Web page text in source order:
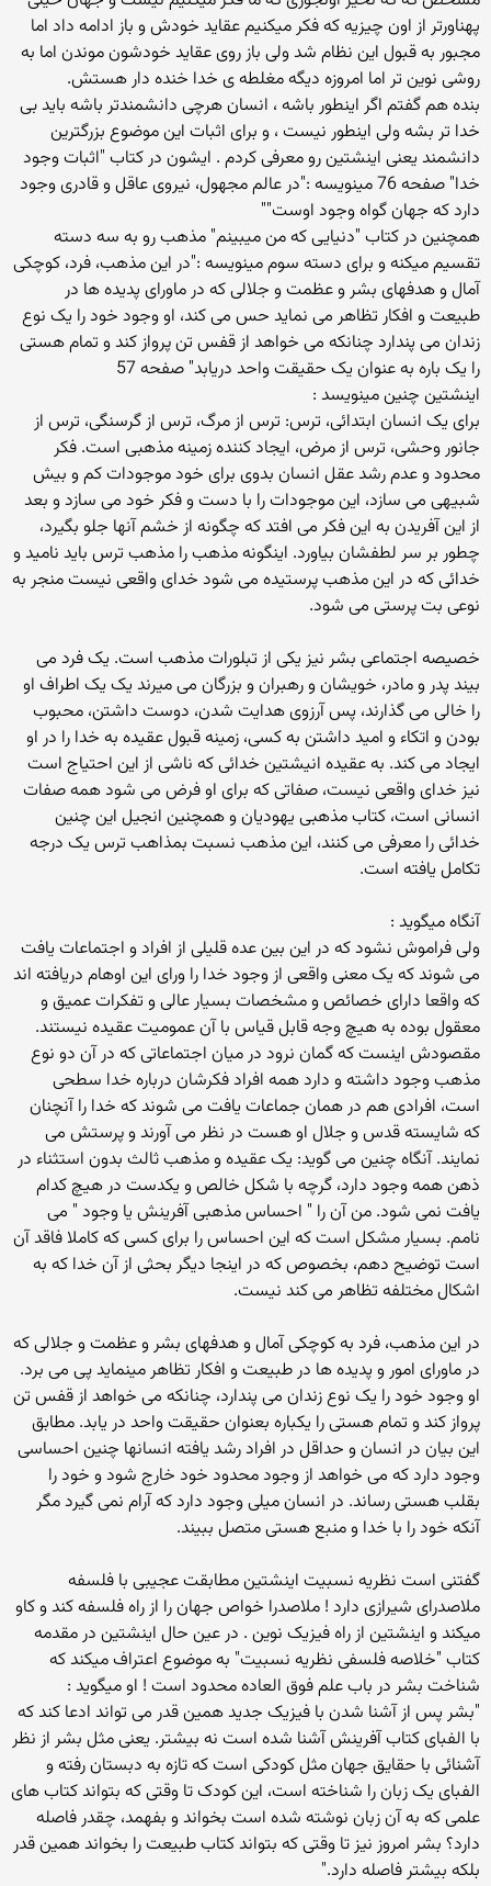
پهناورتر از اون چیزیه که فکر میکنیم عقاید خودش و باز ادامه داد اما
مجبور به قبول این نظام شد ولی باز روی عقاید خودشون موندن اما به
روشی نوین تر اما امروزه دیگه مغلطه ی خدا خنده دار هستش.
بنده هم گفتم اگر اینطور باشه ، انسان هرچی دانشمندتر باشه باید بی
خدا تر بشه ولی اینطور نیست ، و برای اثبات این موضوع بزرگترین
دانشمند یعنی اینشتین رو معرفی کردم . ایشون در کتاب "اثبات وجود
خدا" صفحه 76 مینویسه :"در عالم مجهول، نیروی عاقل و قادری وجود
دارد که جهان گواه وجود اوست""
همچنین در کتاب "دنیایی که من میبینم" مذهب رو به سه دسته
تقسیم میکنه و برای دسته سوم مینویسه :"در این مذهب، فرد، کوچکی
آمال و هدفهای بشر و عظمت و جلالی که در ماورای پدیده ها در
طبیعت و افکار تظاهر می نماید حس می کند، او وجود خود را یک نوع
زندان می پندارد چنانکه می خواهد از قفس تن پرواز کند و تمام هستی
را یک باره به عنوان یک حقیقت واحد دریابد" صفحه 57
اینشتین چنین مینویسد :
برای یک انسان ابتدائی، ترس: ترس از مرگ، ترس از گرسنگی، ترس از
جانور وحشی، ترس از مرض، ایجاد کننده زمینه مذهبی است. فکر
محدود و عدم رشد عقل انسان بدوی برای خود موجودات کم و بیش
شبیهی می سازد، این موجودات را با دست و فکر خود می سازد و بعد
از این آفریدن به این فکر می افتد که چگونه از خشم آنها جلو بگیرد،
چطور بر سر لطفشان بیاورد. اینگونه مذهب را مذهب ترس باید نامید و
خدائی که در این مذهب پرستیده می شود خدای واقعی نیست منجر به
نوعی بت پرستی می شود.
خصیصه اجتماعی بشر نیز یکی از تبلورات مذهب است. یک فرد می
بیند پدر و مادر، خویشان و رهبران و بزرگان می میرند یک یک اطراف او
را خالی می گذارند، پس آرزوی هدایت شدن، دوست داشتن، محبوب
بودن و اتکاء و امید داشتن به کسی، زمینه قبول عقیده به خدا را در او
ایجاد می کند. به عقیده انیشتین خدائی که ناشی از این احتیاج است
نیز خدای واقعی نیست، صفاتی که برای او فرض می شود همه صفات
انسانی است، کتاب مذهبی یهودیان و همچنین انجیل این چنین
خدائی را معرفی می کنند، این مذهب نسبت بمذاهب ترس یک درجه
تکامل یافته است.
آنگاه میگوید :
ولی فراموش نشود که در این بین عده قلیلی از افراد و اجتماعات یافت
می شوند که یک معنی واقعی از وجود خدا را ورای این اوهام دریافته اند
که واقعا دارای خصائص و مشخصات بسیار عالی و تفکرات عمیق و
معقول بوده به هیچ وجه قابل قیاس با آن عمومیت عقیده نیستند.
مقصودش اینست که گمان نرود در میان اجتماعاتی که در آن دو نوع
مذهب وجود داشته و دارد همه افراد فکرشان درباره خدا سطحی
است، افرادی هم در همان جماعات یافت می شوند که خدا را آنچنان
که شایسته قدس و جلال او هست در نظر می آورند و پرستش می
نمایند. آنگاه چنین می گوید: یک عقیده و مذهب ثالث بدون استثناء در
ذهن همه وجود دارد، گرچه با شکل خالص و یکدست در هیچ کدام
یافت نمی شود. من آن را " احساس مذهبی آفرینش یا وجود " می
نامم. بسیار مشکل است که این احساس را برای کسی که کاملا فاقد آن
است توضیح دهم، بخصوص که در اینجا دیگر بحثی از آن خدا که به
اشکال مختلفه تظاهر می کند نیست.
در این مذهب، فرد به کوچکی آمال و هدفهای بشر و عظمت و جلالی که
در ماورای امور و پدیده ها در طبیعت و افکار تظاهر مینماید پی می برد.
او وجود خود را یک نوع زندان می پندارد، چنانکه می خواهد از قفس تن
پرواز کند و تمام هستی را یکباره بعنوان حقیقت واحد در یابد. مطابق
این بیان در انسان و حداقل در افراد رشد یافته انسانها چنین احساسی
وجود دارد که می خواهد از وجود محدود خود خارج شود و خود را
بقلب هستی رساند. در انسان میلی وجود دارد که آرام نمی گیرد مگر
آنکه خود را با خدا و منبع هستی متصل ببیند.
گفتنی است نظریه نسبیت اینشتین مطابقت عجیبی با فلسفه
ملاصدرای شیرازی دارد ! ملاصدرا خواص جهان را از راه فلسفه کند و کاو
میکند و اینشتین از راه فیزیک نوین . در عین حال اینشتین در مقدمه
کتاب "خلاصه فلسفی نظریه نسبیت" به موضوع اعتراف میکند که
شناخت بشر در باب علم فوق العاده محدود است ! او میگوید :
"بشر پس از آشنا شدن با فیزیک جدید همین قدر می تواند ادعا کند که
با الفبای کتاب آفرینش آشنا شده است نه بیشتر. یعنی مثل بشر از نظر
آشنائی با حقایق جهان مثل کودکی است که تازه به دبستان رفته و
الفبای یک زبان را شناخته است، این کودک تا وقتی که بتواند کتاب های
علمی که به آن زبان نوشته شده است بخواند و بفهمد، چقدر فاصله
دارد؟ بشر امروز نیز تا وقتی که بتواند کتاب طبیعت را بخواند همین قدر
بلکه بیشتر فاصله دارد."